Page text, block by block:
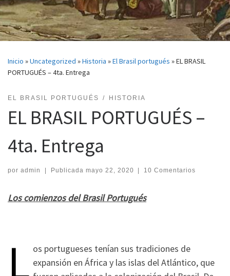
Inicio »Uncategorized »Historia »El Brasil portugués »EL BRASIL
PORTUGUÉS – 4ta. Entrega
EL BRASIL PORTUGUÉS HISTORIA
EL BRASIL PORTUGUÉS –
4ta. Entrega
por admin | Publicada mayo 22, 2020 | 10 Comentarios
Los comienzos del Brasil Portugués
L os portugueses tenían sus tradiciones de
expansión en África y las islas del Atlántico, que